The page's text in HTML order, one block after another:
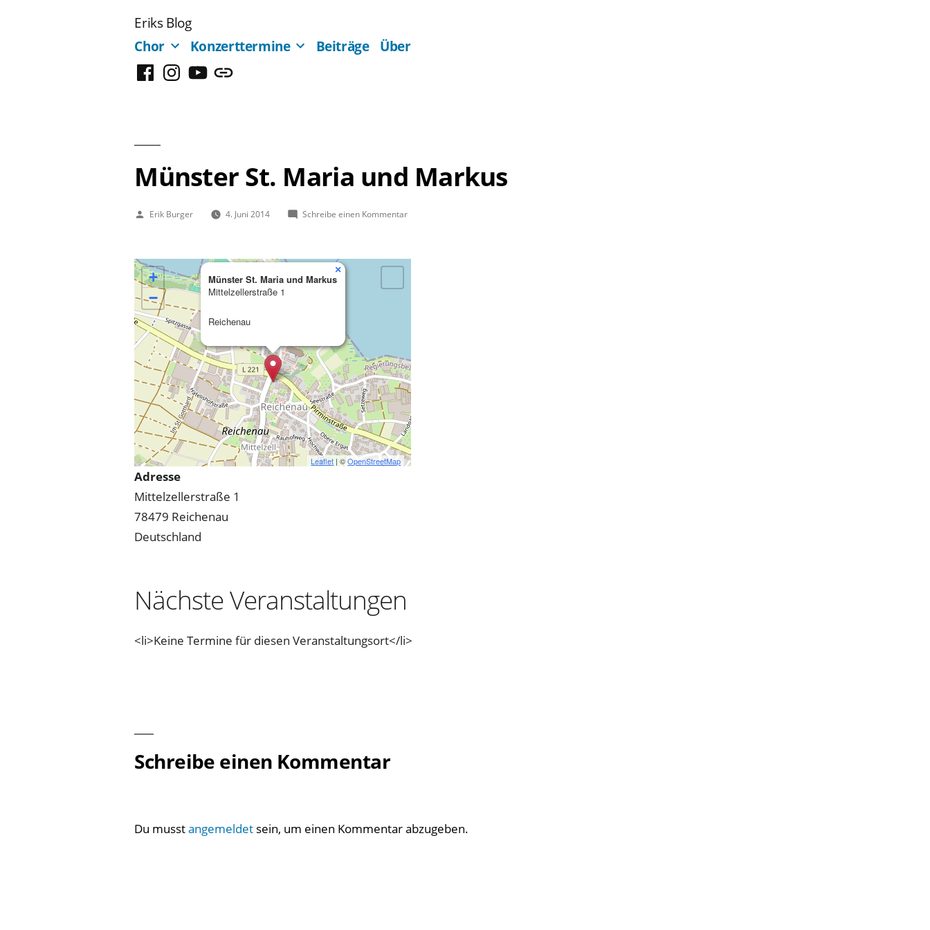
Eriks Blog
Chor
Konzerttermine Beiträge Über
FacebookInstagram
YouTubeMastodon
Münster St. Maria und Markus
Veröffentlicht
Erik Burger 4. Juni 2014 Schreibe einen Kommentarzu
Maria
Münster St. Maria und Markus
Mittelzellerstraße 1
Reichenau
×
+
−
Leaflet | ©OpenStreetMap
Adresse
Mittelzellerstraße 1
78479 Reichenau
Deutschland
Nächste Veranstaltungen
<li>Keine Termine für diesen Veranstaltungsort</li>
Schreibe einen Kommentar
Du musstangemeldet sein, um einen Kommentar abzugeben.